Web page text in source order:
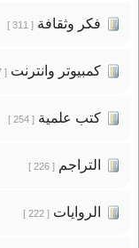
فكر وثقافة[ 311 ]
كمبيوتر وانترنت[ 277 ]
كتب علمية[ 254 ]
التراجم[ 226 ]
الروايات[ 222 ]